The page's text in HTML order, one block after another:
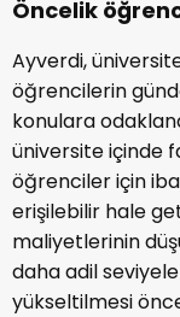
Öncelik
Ayverdi,
öğrencilerin
konulara
üniversite içinde
öğrenciler için
erişilebilir hale
maliyetlerinin
daha adil
yükseltilmesi